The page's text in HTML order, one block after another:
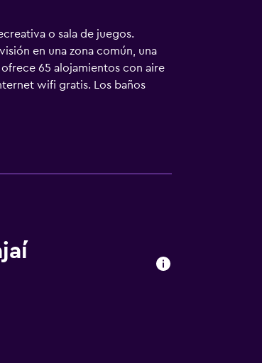
o sala de juegos.
en una zona común, una
65 alojamientos con aire
wifi gratis. Los baños